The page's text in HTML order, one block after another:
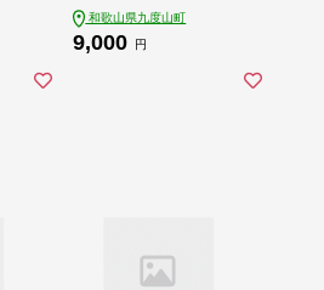
和歌山県九度山町
9,000 円